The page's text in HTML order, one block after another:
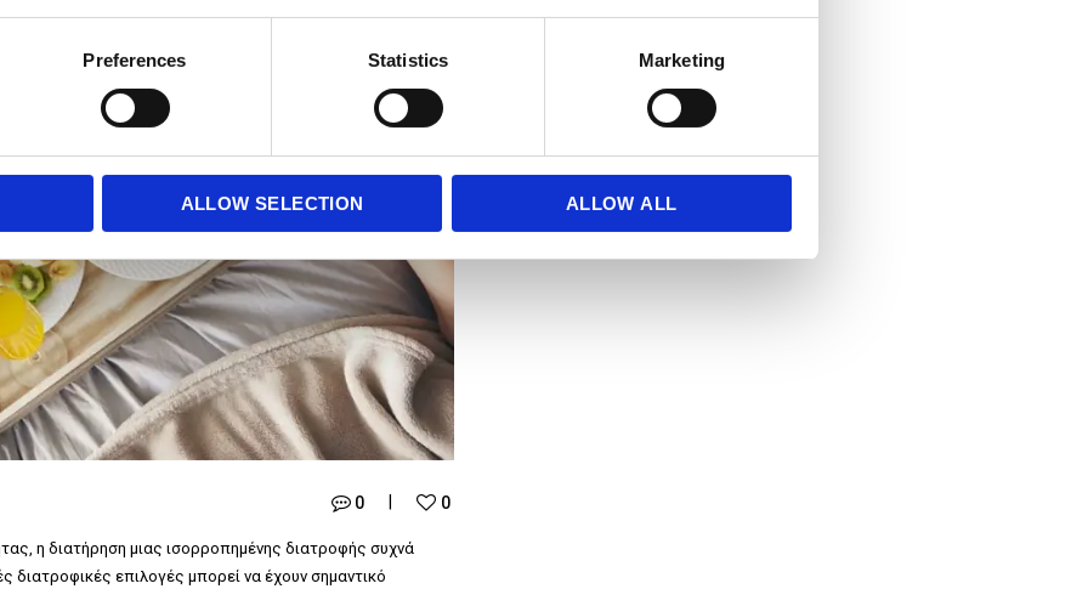
Preferences Statistics Marketing
ALLOW SELECTION ALLOW ALL
0 0
η διατήρηση μιας ισορροπημένης διατροφής συχνά
διατροφικές επιλογές μπορεί να έχουν σημαντικό